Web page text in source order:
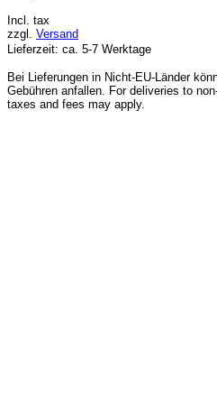
Incl. tax
zzgl. Versand
Lieferzeit: ca. 5-7 Werktage
Bei Lieferungen in Nicht-EU-Länder
Gebühren anfallen. For deliveries to
taxes and fees may apply.